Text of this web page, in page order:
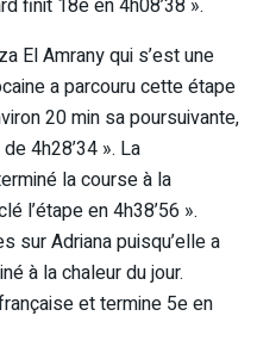
El Amrany qui s’est une
a parcouru cette étape
20 min sa poursuivante,
4h28’34 ». La
la course à la
l’étape en 4h38’56 ».
sur Adriana puisqu’elle a
à la chaleur du jour.
et termine 5e en